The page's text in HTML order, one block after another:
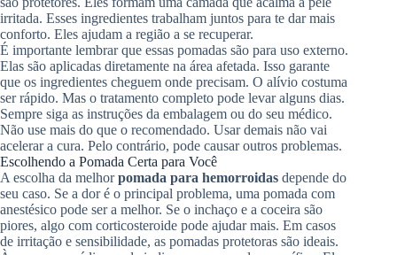
irritada. Esses ingredientes trabalham juntos para te dar mais
conforto. Eles ajudam a região a se recuperar.
É importante lembrar que essas pomadas são para uso externo.
Elas são aplicadas diretamente na área afetada. Isso garante
que os ingredientes cheguem onde precisam. O alívio costuma
ser rápido. Mas o tratamento completo pode levar alguns dias.
Sempre siga as instruções da embalagem ou do seu médico.
Não use mais do que o recomendado. Usar demais não vai
acelerar a cura. Pelo contrário, pode causar outros problemas.
Escolhendo a Pomada Certa para Você
A escolha da melhorpomada para hemorroidas depende do
seu caso. Se a dor é o principal problema, uma pomada com
anestésico pode ser a melhor. Se o inchaço e a coceira são
piores, algo com corticosteroide pode ajudar mais. Em casos
de irritação e sensibilidade, as pomadas protetoras são ideais.